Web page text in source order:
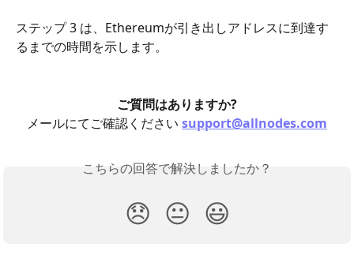
ステップ 3 は、Ethereumが引き出しアドレスに到達す
るまでの時間を示します。
ご質問はありますか?
メールにてご確認ください support@allnodes.com
こちらの回答で解決しましたか？
😞 😐 😃